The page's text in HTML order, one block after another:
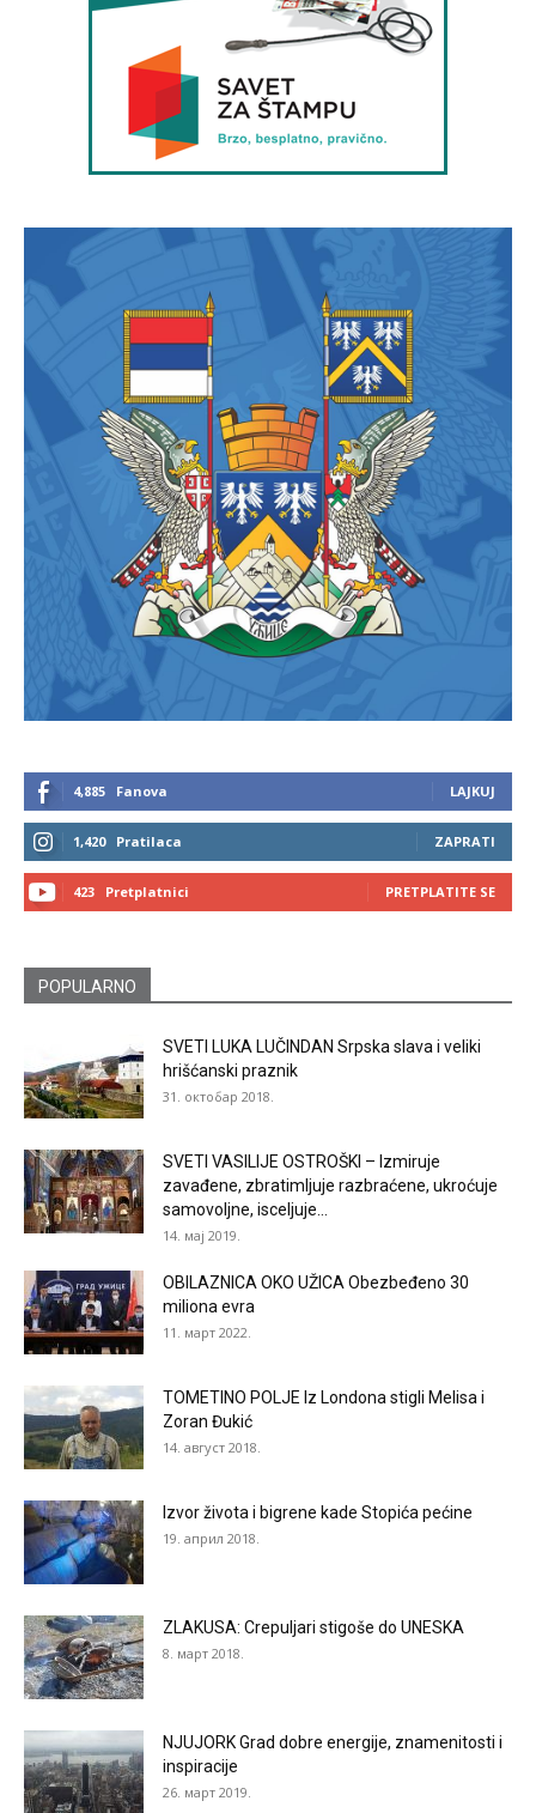
4,885 Fanova LAJKUJ
1,420 Pratilaca ZAPRATI
423 Pretplatnici PRETPLATITE SE
POPULARNO
SVETI LUKA LUČINDAN Srpska slava i veliki
hrišćanski praznik
31. октобар 2018.
SVETI VASILIJE OSTROŠKI – Izmiruje
zavađene, zbratimljuje razbraćene, ukroćuje
samovoljne, isceljuje...
14. мај 2019.
OBILAZNICA OKO UŽICA Obezbeđeno 30
miliona evra
11. март 2022.
TOMETINO POLJE Iz Londona stigli Melisa i
Zoran Đukić
14. август 2018.
Izvor života i bigrene kade Stopića pećine
19. април 2018.
ZLAKUSA: Crepuljari stigoše do UNESKA
8. март 2018.
NJUJORK Grad dobre energije, znamenitosti i
inspiracije
26. март 2019.